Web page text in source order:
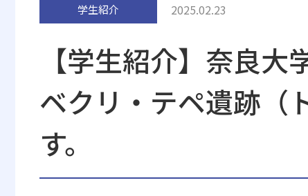
学生紹介 2025.02.23
【学生紹介】奈良
ベクリ・テペ遺跡（
す。